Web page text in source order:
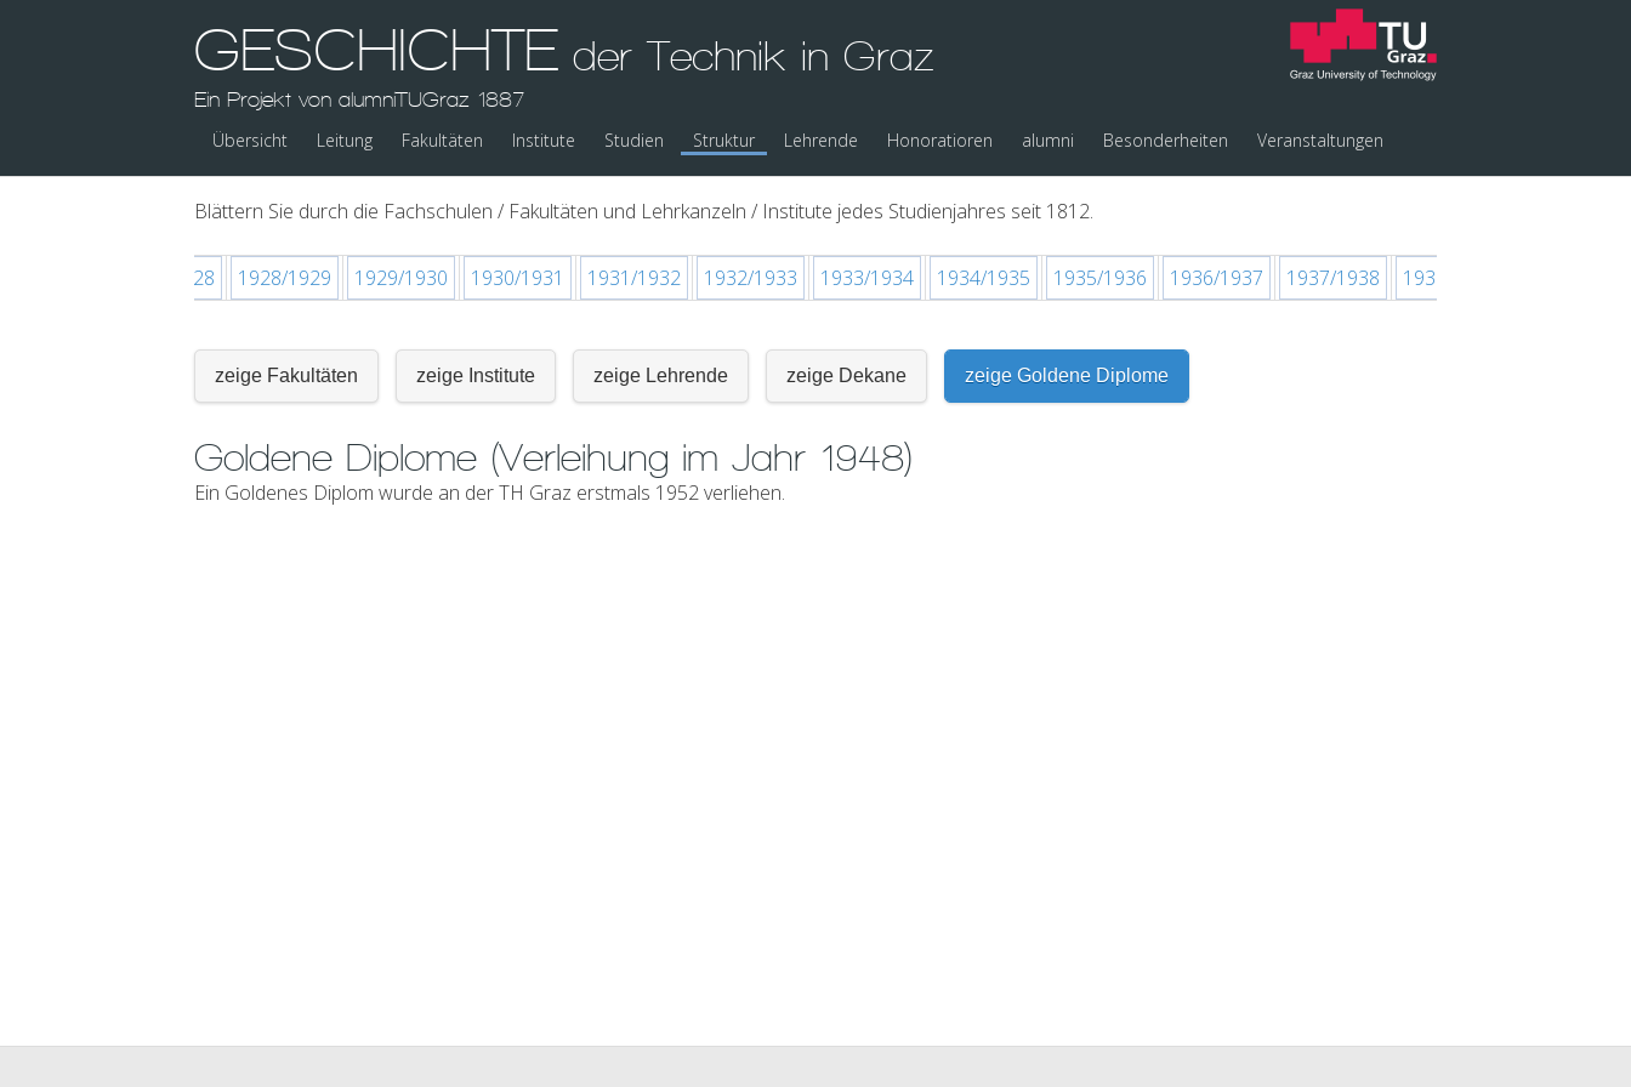
GESCHICHTE der Technik in Graz
Ein Projekt von alumniTUGraz 1887
Übersicht Leitung Fakultäten Institute Studien Struktur Lehrende Honoratioren alumni Besonderheiten Veranstaltungen
Blättern Sie durch die Fachschulen / Fakultäten und Lehrkanzeln / Institute jedes Studienjahres seit 1812.
1927/1928 1928/1929 1929/1930 1930/1931 1931/1932 1932/1933 1933/1934 1934/1935 1935/1936 1936/1937 1937/1938 1938/1939
zeige Fakultäten zeige Institute zeige Lehrende zeige Dekane zeige Goldene Diplome
Goldene Diplome (Verleihung im Jahr 1948)
Ein Goldenes Diplom wurde an der TH Graz erstmals 1952 verliehen.